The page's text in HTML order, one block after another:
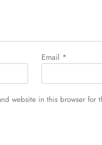
Email *
website in this browser for